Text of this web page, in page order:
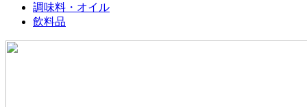
調味料・オイル
飲料品